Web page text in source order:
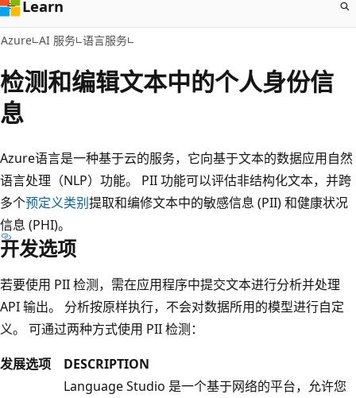
Learn
Azure AI 服务 语言服务
检测和编辑文本中的个人身份信
息
Azure语言是一种基于云的服务，它向基于文本的数据应用自然
语言处理（NLP）功能。 PII 功能可以评估非结构化文本，并跨
多个预定义类别提取和编修文本中的敏感信息 (PII) 和健康状况
信息 (PHI)。
开发选项
若要使用 PII 检测，需在应用程序中提交文本进行分析并处理
API 输出。 分析按原样执行，不会对数据所用的模型进行自定
义。 可通过两种方式使用 PII 检测：
发展选项
DESCRIPTION
Language Studio 是一个基于网络的平台，允许您